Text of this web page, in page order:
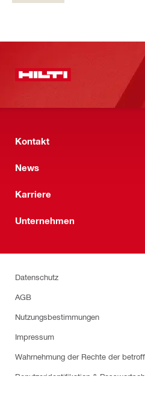
Kontakt
News
Karriere
Unternehmen
Datenschutz
AGB
Nutzungsbestimmungen
Impressum
Wahrnehmung der Rechte der
Benutzeridentifikation &